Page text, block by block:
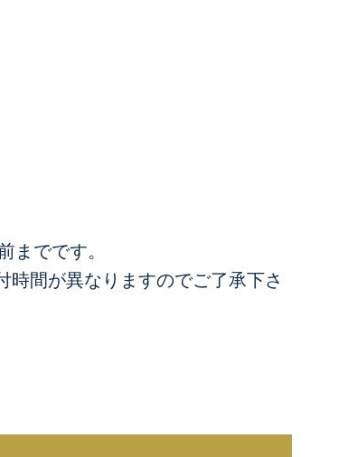
までです。
時間が異なりますのでご了承下さ